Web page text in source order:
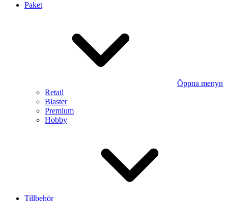
Paket
Öppna menyn
Retail
Blaster
Premium
Hobby
Tillbehör